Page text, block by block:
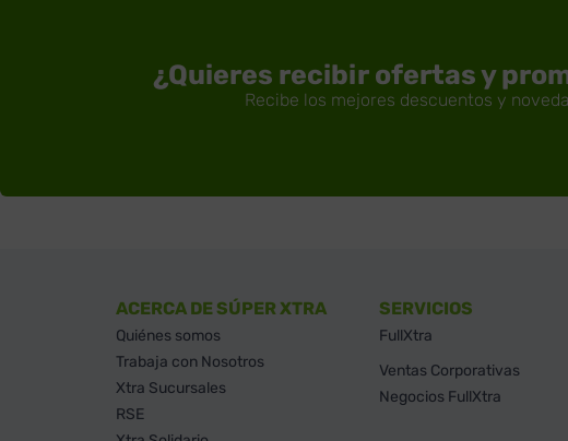
¿Quieres recibir ofertas y
ACERCA DE SÚPER XTRA
Quiénes somos
Trabaja con Nosotros
Xtra Sucursales
RSE
SERVICIOS
FullXtra
Ventas Corporativas
Negocios FullXtra